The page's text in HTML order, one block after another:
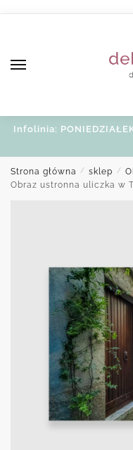
Infolinia:
Strona główna / sklep /
Obraz ustronna uliczka w